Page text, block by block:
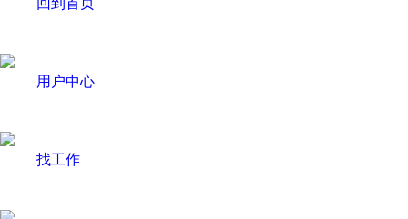
用户中心
找工作